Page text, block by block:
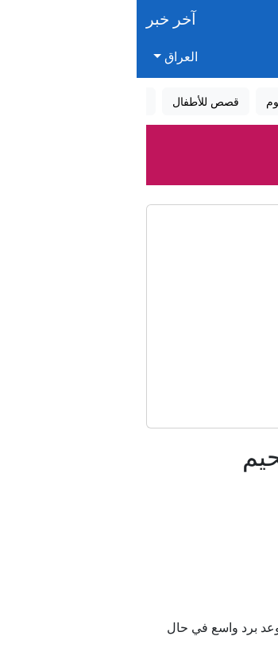
آخر خبر
العراق
قصص للأطفال
(واع)
برد واسع في حال